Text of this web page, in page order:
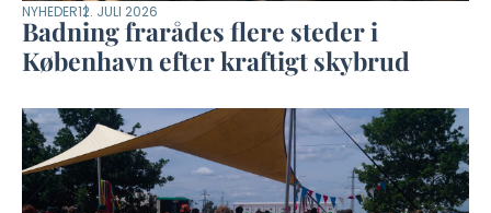
NYHEDER12. JULI 2026
Badning frarådes flere steder i
København efter kraftigt skybrud